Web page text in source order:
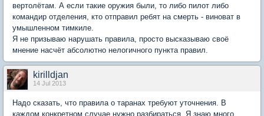
вертолётам. А если такие оружия были, то либо пилот либо
командир отделения, кто отправил ребят на смерть - виноват в
умышленном тимкиле.
Я не призываю нарушать правила, просто высказываю своё
мнение насчёт абсолютно нелогичного пункта правил.
kirilldjan
14 Jul 2013
Надо сказать, что правила о таранах требуют уточнения. В
каждом конкретном случае нужно разбираться. Я знаю много